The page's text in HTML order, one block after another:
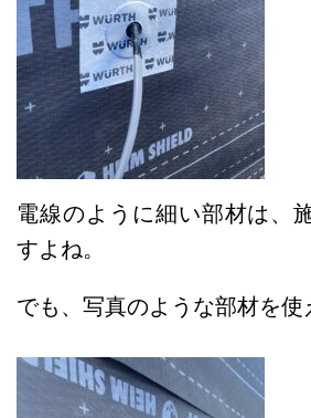
電線のように細い部材は、
すよね。
でも、写真のような部材を使